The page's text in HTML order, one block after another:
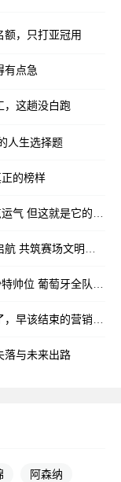
额，只打亚冠用
有点急
，这趟没白跑
人生选择题
的榜样
这就是它的魅力所在
筑赛场文明新生态
葡萄牙全队离心离德
该结束的营销闹剧
落与未来出路
阿森纳